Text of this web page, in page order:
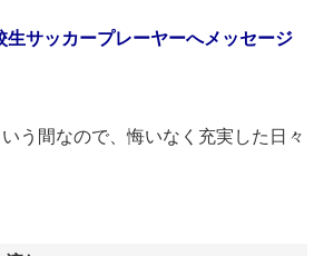
生サッカープレーヤーへメッセージ
う間なので、悔いなく充実した日々